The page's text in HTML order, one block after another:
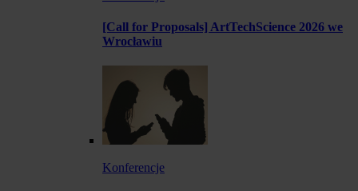
[Call for Proposals] ArtTechScience 2026 we
Wrocławiu
Konferencje